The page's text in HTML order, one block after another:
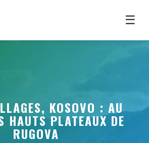
☰
KOSOVO : AU
HAUTS PLATEAUX DE
RUGOVA